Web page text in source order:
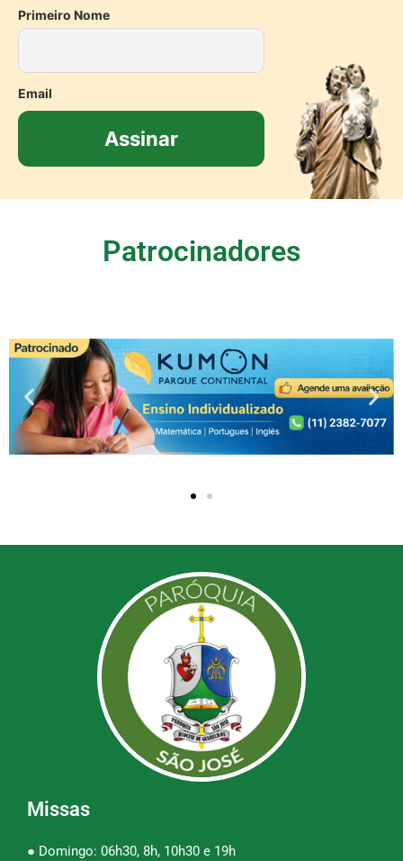
Primeiro Nome
Email
Patrocinadores
Missas
● Domingo: 06h30, 8h, 10h30 e 19h